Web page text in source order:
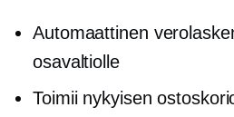
Automaattinen
osavaltiolle
Toimii nykyisen